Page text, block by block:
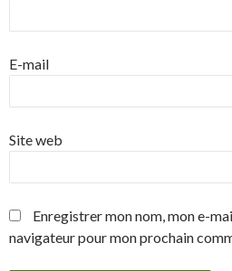
E-mail
Site web
Enregistrer mon nom, mon e-
navigateur pour mon prochain